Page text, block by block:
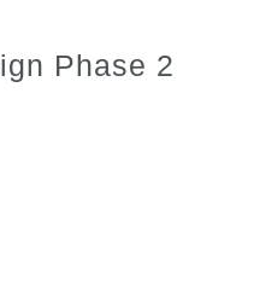
Phase 2